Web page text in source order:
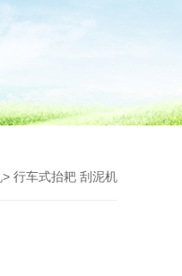
> 行车式抬耙 刮泥机